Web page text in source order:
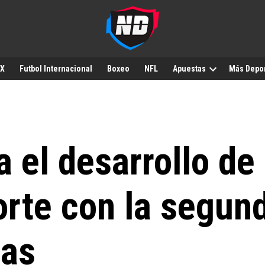
Futbol Internacional Boxeo NFL Apuestas Más
el desarrollo
con la